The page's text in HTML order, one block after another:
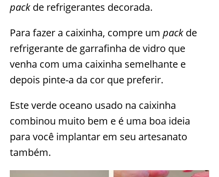
pack de refrigerantes decorada.
Para fazer a caixinha, compre um pack de
refrigerante de garrafinha de vidro que
venha com uma caixinha semelhante e
depois pinte-a da cor que preferir.
Este verde oceano usado na caixinha
combinou muito bem e é uma boa ideia
para você implantar em seu artesanato
também.